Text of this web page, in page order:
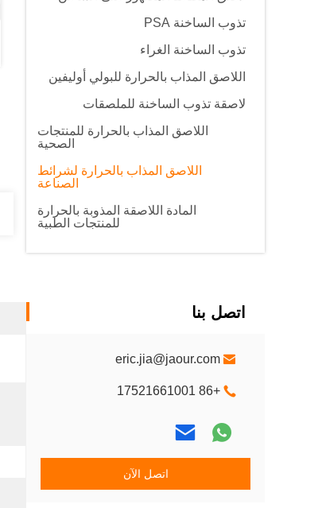
تذوب الساخنة PSA
تذوب الساخنة الغراء
اللاصق المذاب بالحرارة للبولي أوليفين
لاصقة تذوب الساخنة للملصقات
اللاصق المذاب بالحرارة للمنتجات
الصحية
اللاصق المذاب بالحرارة لشرائط
الصناعة
المادة اللاصقة المذوبة بالحرارة
للمنتجات الطبية
اتصل بنا
eric.jia@jaour.com
+86 17521661001
اتصل الآن